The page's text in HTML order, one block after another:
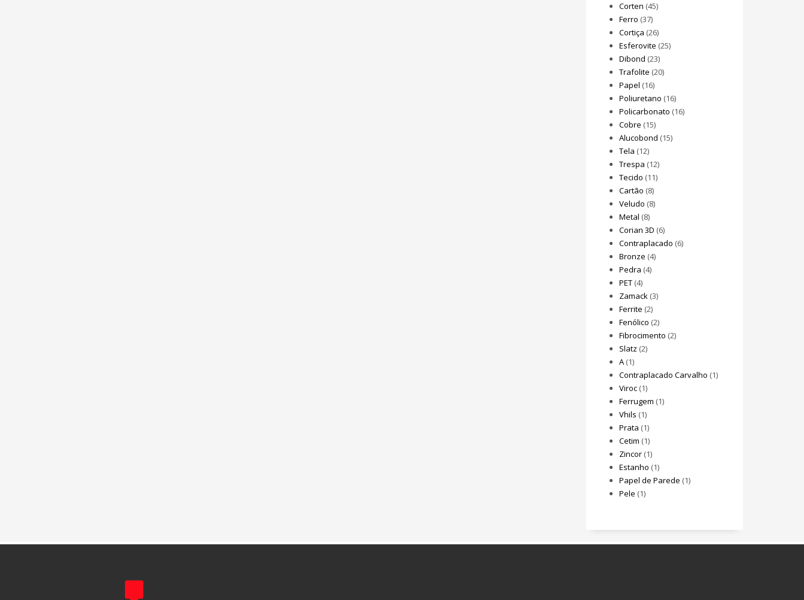
Corten (45)
Ferro (37)
Cortiça (26)
Esferovite (25)
Dibond (23)
Trafolite (20)
Papel (16)
Poliuretano (16)
Policarbonato (16)
Cobre (15)
Alucobond (15)
Tela (12)
Trespa (12)
Tecido (11)
Cartão (8)
Veludo (8)
Metal (8)
Corian 3D (6)
Contraplacado (6)
Bronze (4)
Pedra (4)
PET(4)
Zamack(3)
Ferrite (2)
Fenólico (2)
Fibrocimento (2)
Slatz (2)
A(1)
Contraplacado Carvalho (1)
Viroc(1)
Ferrugem (1)
Vhils (1)
Prata (1)
Cetim (1)
Zincor(1)
Estanho (1)
Papel de Parede (1)
Pele (1)